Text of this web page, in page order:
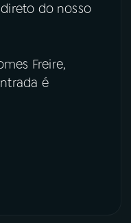
do nosso
Freire,
é